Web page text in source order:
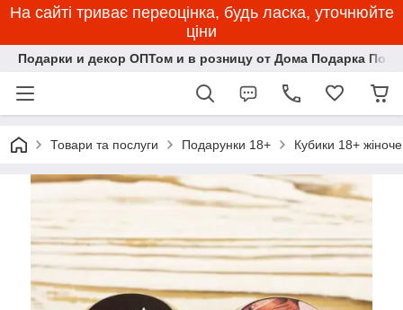
На сайті триває переоцінка, будь ласка, уточнюйте
ціни
Подарки и декор ОПТом и в розницу от Дома Подарка
Товари та послуги Подарунки 18+ Кубики 18+